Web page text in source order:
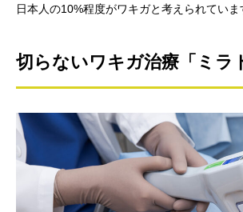
日本人の10%程度がワキガと考えられていま
切らないワキガ治療「ミラ